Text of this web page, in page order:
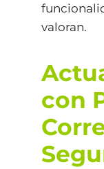
valoran.
con